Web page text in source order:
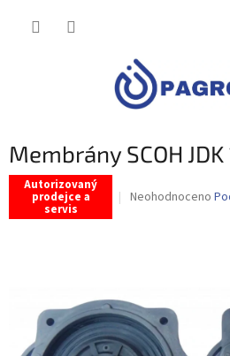
Membrány SCOH
Autorizovaný
prodejce a
servis
Průměrné
hvězdiček.
Neohodnoceno